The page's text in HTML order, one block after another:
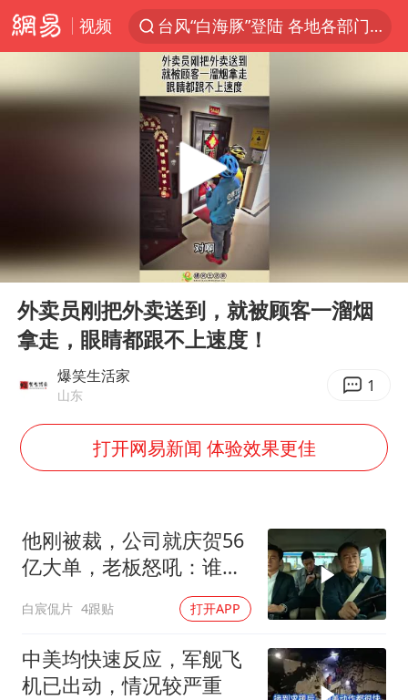
视频
台风“白海豚”登陆 各地各部门全力应对
路虎卫士110 HSE限时降价
上海鼓励居家办公
部分银行上调存款利率
小沈阳加盟《披荆斩棘》
新疆生产建设兵团生态环境局原局长被查
朱一龙的鼻子怎么了
大疆错失宇树
周星驰妈妈现身香港首映礼
上海地铁4条线路全线停运
费大厨口号更改 不再宣传小炒肉大王
56岁刘奕君跟13岁女儿合跳
从科技创新看开局起步的时与势
Play
00:00 00:15
外卖员刚把外卖送到，就被顾客一溜烟
拿走，眼睛都跟不上速度！
爆笑生活家
山东 1
打开网易新闻 体验效果更佳
他刚被裁，公司就庆贺56
亿大单，老板怒吼：谁开
白宸侃片 4跟贴 打开APP
中美均快速反应，军舰飞
机已出动，情况较严重